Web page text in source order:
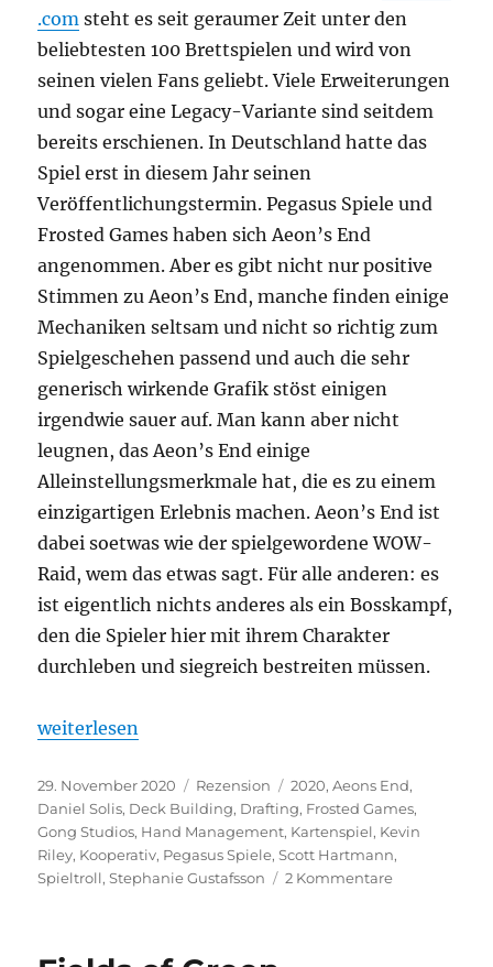
.com steht es seit geraumer Zeit unter den
beliebtesten 100 Brettspielen und wird von
seinen vielen Fans geliebt. Viele Erweiterungen
und sogar eine Legacy-Variante sind seitdem
bereits erschienen. In Deutschland hatte das
Spiel erst in diesem Jahr seinen
Veröffentlichungstermin. Pegasus Spiele und
Frosted Games haben sich Aeon’s End
angenommen. Aber es gibt nicht nur positive
Stimmen zu Aeon’s End, manche finden einige
Mechaniken seltsam und nicht so richtig zum
Spielgeschehen passend und auch die sehr
generisch wirkende Grafik stöst einigen
irgendwie sauer auf. Man kann aber nicht
leugnen, das Aeon’s End einige
Alleinstellungsmerkmale hat, die es zu einem
einzigartigen Erlebnis machen. Aeon’s End ist
dabei soetwas wie der spielgewordene WOW-
Raid, wem das etwas sagt. Für alle anderen: es
ist eigentlich nichts anderes als ein Bosskampf,
den die Spieler hier mit ihrem Charakter
durchleben und siegreich bestreiten müssen.
„Aeon’s End“
weiterlesen
Veröffentlicht
am
29. November 2020 Kategorien
Rezension Schlagwörter
2020,Aeons End,
Daniel Solis, Deck Building, Drafting, Frosted Games,
Gong Studios, Hand Management, Kartenspiel, Kevin
Riley, Kooperativ, Pegasus Spiele,Scott Hartmann,
Spieltroll,Stephanie Gustafsson 2 Kommentarezu